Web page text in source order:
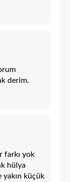
derim.
farkı yok
hülya
yakın küçük